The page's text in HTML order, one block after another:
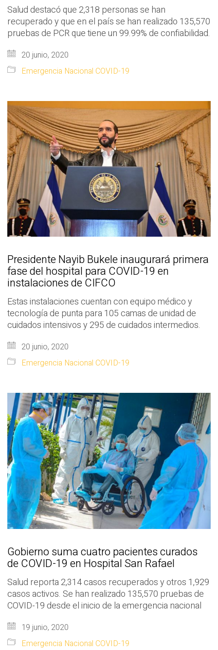
Salud destacó que 2,318 personas se han
recuperado y que en el país se han realizado 135,570
pruebas de PCR que tiene un 99.99% de confiabilidad.
20 junio, 2020
Emergencia Nacional COVID-19
Presidente Nayib Bukele inaugurará primera
fase del hospital para COVID-19 en
instalaciones de CIFCO
Estas instalaciones cuentan con equipo médico y
tecnología de punta para 105 camas de unidad de
cuidados intensivos y 295 de cuidados intermedios.
20 junio, 2020
Emergencia Nacional COVID-19
Gobierno suma cuatro pacientes curados
de COVID-19 en Hospital San Rafael
Salud reporta 2,314 casos recuperados y otros 1,929
casos activos. Se han realizado 135,570 pruebas de
COVID-19 desde el inicio de la emergencia nacional
19 junio, 2020
Emergencia Nacional COVID-19